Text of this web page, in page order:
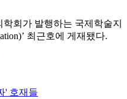
회가 발행하는 국제학술지
최근호에 게재됐다.
' 호재들